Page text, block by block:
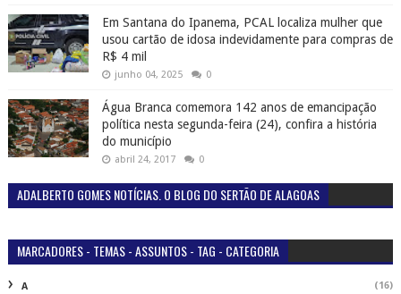
Em Santana do Ipanema, PCAL localiza mulher que
usou cartão de idosa indevidamente para compras de
R$ 4 mil
junho 04, 2025 0
Água Branca comemora 142 anos de emancipação
política nesta segunda-feira (24), confira a história
do município
abril 24, 2017 0
ADALBERTO GOMES NOTÍCIAS. O BLOG DO SERTÃO DE ALAGOAS
MARCADORES - TEMAS - ASSUNTOS - TAG - CATEGORIA
A (16)